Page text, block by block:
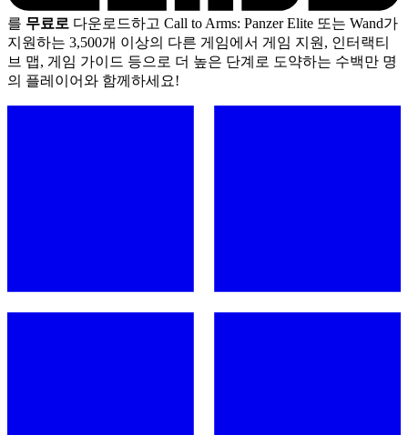
를 무료로 다운로드하고 Call to Arms: Panzer Elite 또는 Wand가
지원하는 3,500개 이상의 다른 게임에서 게임 지원, 인터랙티
브 맵, 게임 가이드 등으로 더 높은 단계로 도약하는 수백만 명
의 플레이어와 함께하세요!